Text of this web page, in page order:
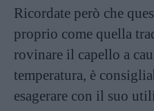
Ricordate però che
proprio come quella
rovinare il capello a
temperatura, è
esagerare con il suo